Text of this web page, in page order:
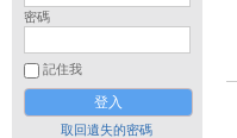
密碼
記住我
取回遺失的密碼